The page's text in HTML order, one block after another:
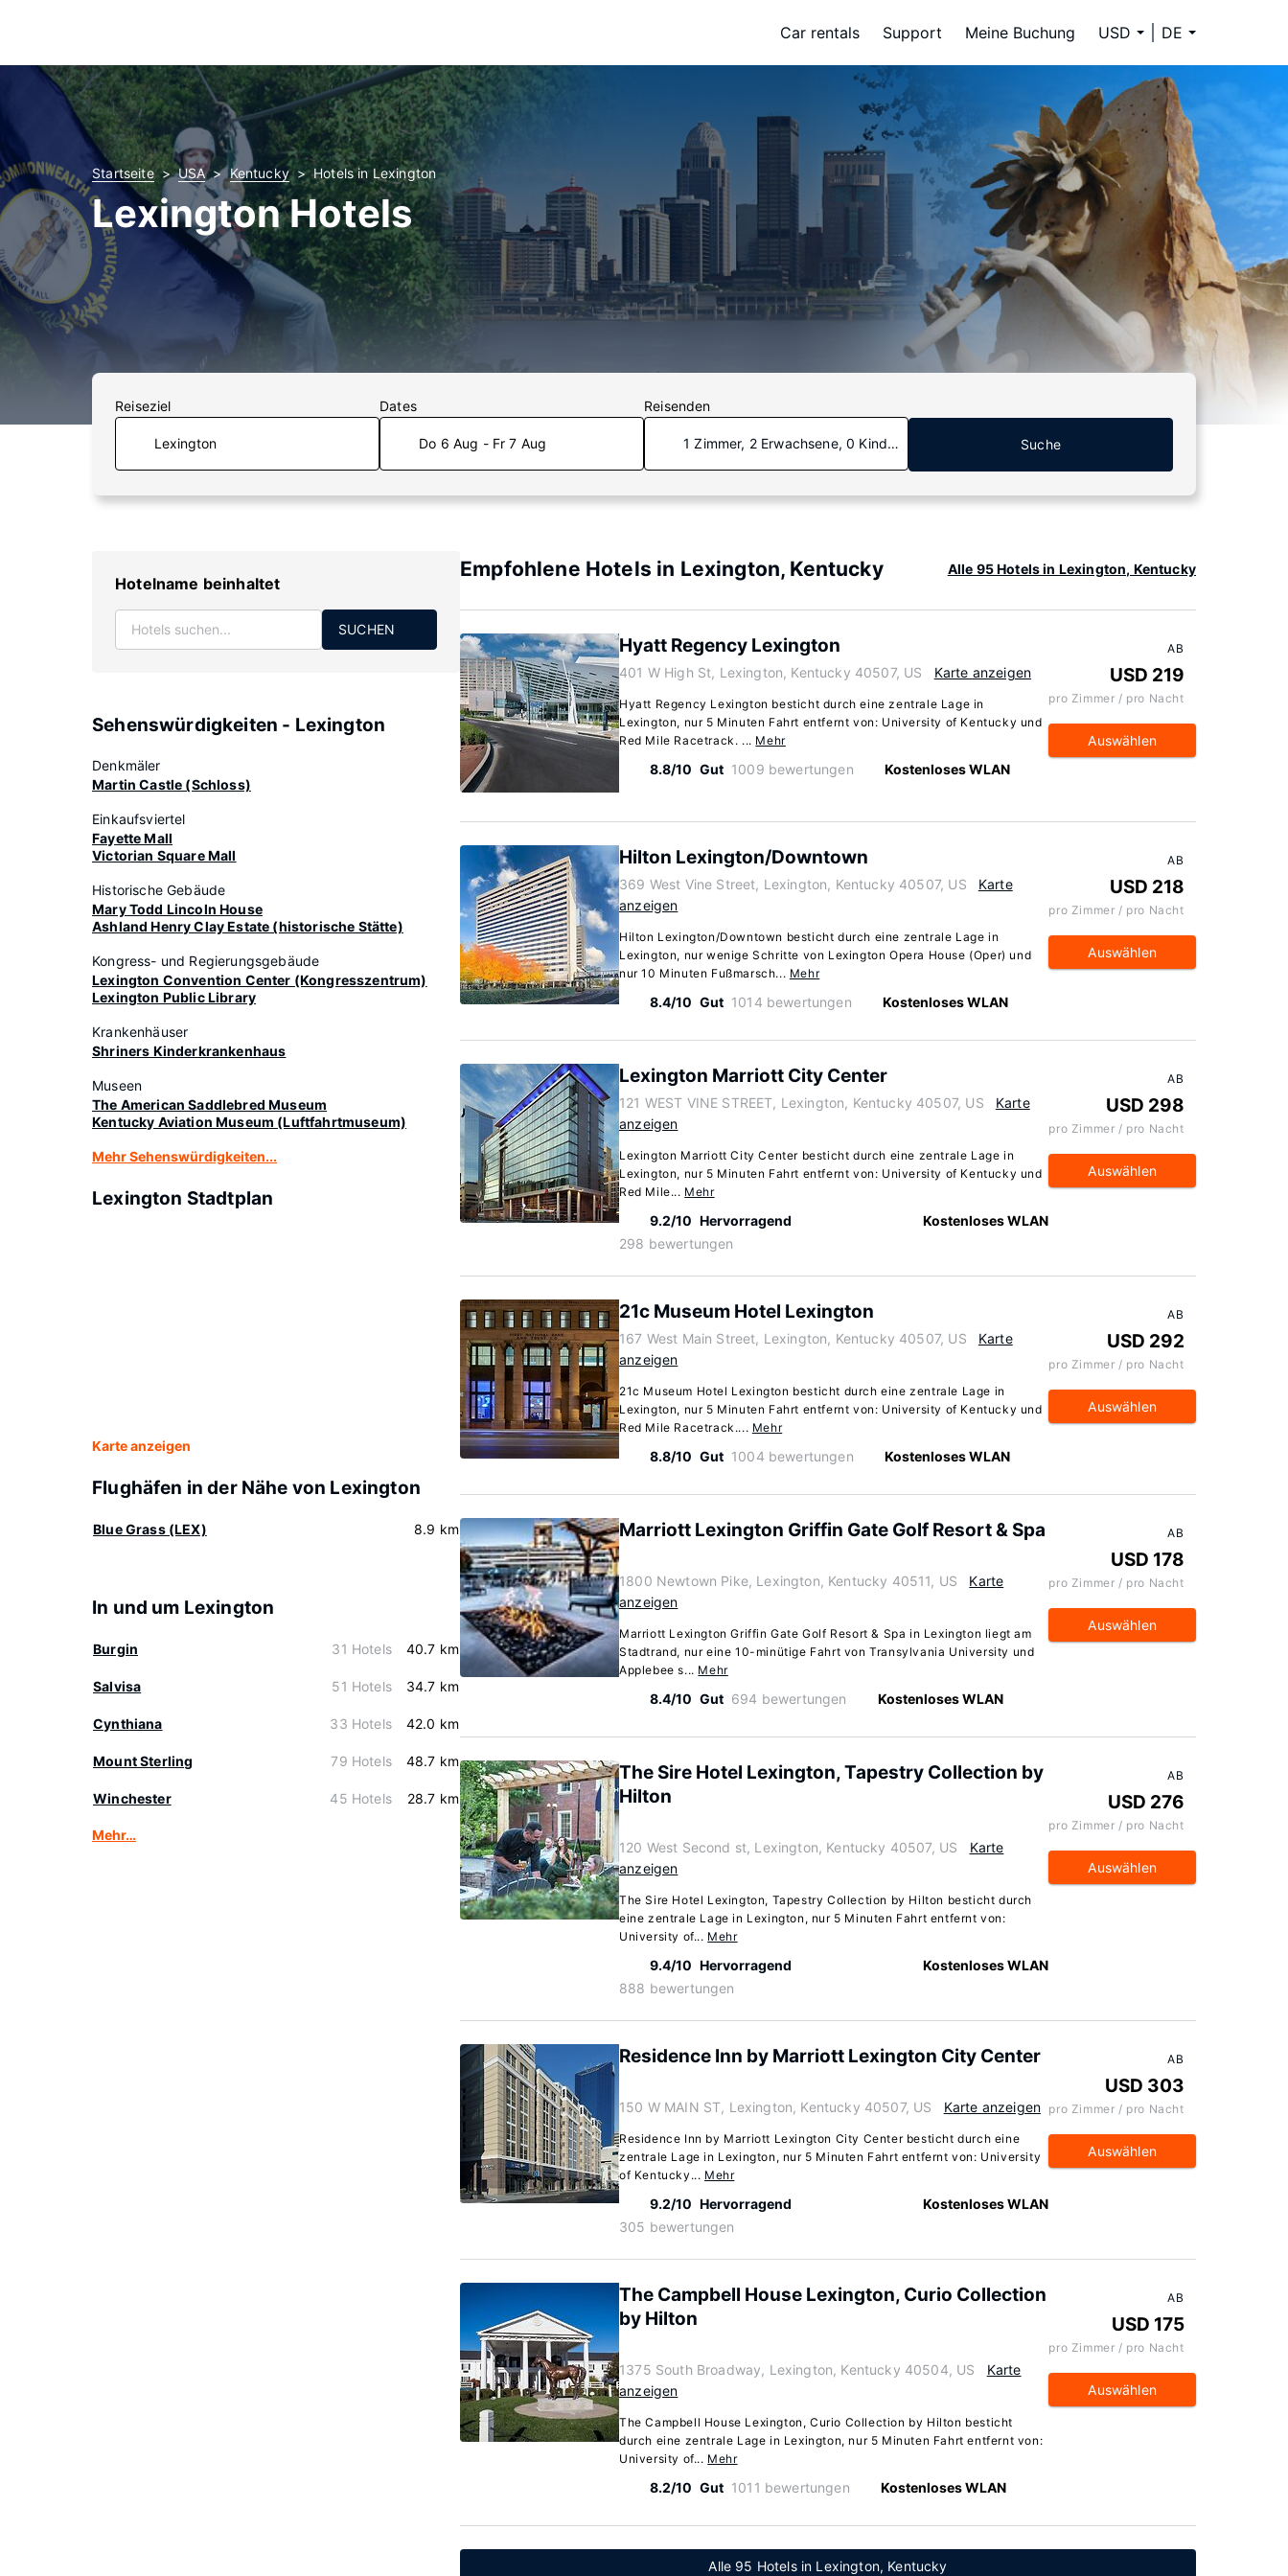
Car rentals Support Meine Buchung USD DE
Startseite USA Kentucky Hotels in Lexington
Lexington Hotels
Reiseziel Dates
Do 6 Aug - Fr 7 Aug
Reisenden
1 Zimmer, 2 Erwachsene, 0 Kinder Suche
Hotelname beinhaltet
SUCHEN
Sehenswürdigkeiten - Lexington
Denkmäler
Martin Castle (Schloss)
Einkaufsviertel
Fayette Mall
Victorian Square Mall
Historische Gebäude
Mary Todd Lincoln House
Ashland Henry Clay Estate (historische Stätte)
Kongress- und Regierungsgebäude
Lexington Convention Center (Kongresszentrum)
Lexington Public Library
Krankenhäuser
Shriners Kinderkrankenhaus
Museen
The American Saddlebred Museum
Kentucky Aviation Museum (Luftfahrtmuseum)
Mehr Sehenswürdigkeiten...
Lexington Stadtplan
Karte anzeigen
Flughäfen in der Nähe von Lexington
Blue Grass (LEX) 8.9 km
In und um Lexington
Burgin 31 Hotels 40.7 km
Salvisa 51 Hotels 34.7 km
Cynthiana 33 Hotels 42.0 km
Mount Sterling 79 Hotels 48.7 km
Winchester 45 Hotels 28.7 km
Mehr…
Empfohlene Hotels in Lexington, Kentucky Alle 95 Hotels in Lexington, Kentucky
Hyatt Regency Lexington
401 W High St, Lexington, Kentucky 40507, US Karte anzeigen
Hyatt Regency Lexington besticht durch eine zentrale Lage in
Lexington, nur 5 Minuten Fahrt entfernt von: University of Kentucky und
Red Mile Racetrack. ... Mehr
8.8/10 Gut 1009 bewertungen Kostenloses WLAN
AB
USD 219
pro Zimmer / pro Nacht
Auswählen
Hilton Lexington/Downtown
369 West Vine Street, Lexington, Kentucky 40507, US
Karte
anzeigen
Hilton Lexington/Downtown besticht durch eine zentrale Lage in
Lexington, nur wenige Schritte von Lexington Opera House (Oper) und
nur 10 Minuten Fußmarsch... Mehr
8.4/10 Gut 1014 bewertungen Kostenloses WLAN
AB
USD 218
pro Zimmer / pro Nacht
Auswählen
Lexington Marriott City Center
121 WEST VINE STREET, Lexington, Kentucky 40507, US
Karte
anzeigen
Lexington Marriott City Center besticht durch eine zentrale Lage in
Lexington, nur 5 Minuten Fahrt entfernt von: University of Kentucky und
Red Mile... Mehr
9.2/10 Hervorragend
298 bewertungen
Kostenloses WLAN
AB
USD 298
pro Zimmer / pro Nacht
Auswählen
21c Museum Hotel Lexington
167 West Main Street, Lexington, Kentucky 40507, US
Karte
anzeigen
21c Museum Hotel Lexington besticht durch eine zentrale Lage in
Lexington, nur 5 Minuten Fahrt entfernt von: University of Kentucky und
Red Mile Racetrack.... Mehr
8.8/10 Gut 1004 bewertungen Kostenloses WLAN
AB
USD 292
pro Zimmer / pro Nacht
Auswählen
Marriott Lexington Griffin Gate Golf Resort & Spa
1800 Newtown Pike, Lexington, Kentucky 40511, US
Karte
anzeigen
Marriott Lexington Griffin Gate Golf Resort & Spa in Lexington liegt am
Stadtrand, nur eine 10-minütige Fahrt von Transylvania University und
Applebee s... Mehr
8.4/10 Gut 694 bewertungen Kostenloses WLAN
AB
USD 178
pro Zimmer / pro Nacht
Auswählen
The Sire Hotel Lexington, Tapestry Collection by
Hilton
120 West Second st, Lexington, Kentucky 40507, US
Karte
anzeigen
The Sire Hotel Lexington, Tapestry Collection by Hilton besticht durch
eine zentrale Lage in Lexington, nur 5 Minuten Fahrt entfernt von:
University of... Mehr
9.4/10 Hervorragend
888 bewertungen
Kostenloses WLAN
AB
USD 276
pro Zimmer / pro Nacht
Auswählen
Residence Inn by Marriott Lexington City Center
150 W MAIN ST, Lexington, Kentucky 40507, US Karte anzeigen
Residence Inn by Marriott Lexington City Center besticht durch eine
zentrale Lage in Lexington, nur 5 Minuten Fahrt entfernt von: University
of Kentucky... Mehr
9.2/10 Hervorragend
305 bewertungen
Kostenloses WLAN
AB
USD 303
pro Zimmer / pro Nacht
Auswählen
The Campbell House Lexington, Curio Collection
by Hilton
1375 South Broadway, Lexington, Kentucky 40504, US
Karte
anzeigen
The Campbell House Lexington, Curio Collection by Hilton besticht
durch eine zentrale Lage in Lexington, nur 5 Minuten Fahrt entfernt von:
University of... Mehr
8.2/10 Gut 1011 bewertungen Kostenloses WLAN
AB
USD 175
pro Zimmer / pro Nacht
Auswählen
Alle 95 Hotels in Lexington, Kentucky